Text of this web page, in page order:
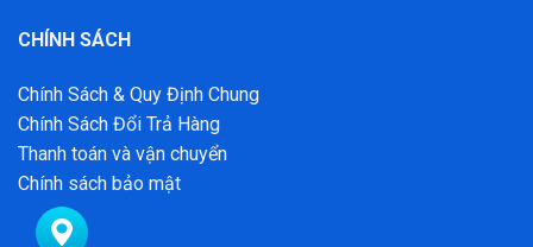
CHÍNH SÁCH
Chính Sách & Quy Định Chung
Chính Sách Đổi Trả Hàng
Thanh toán và vận chuyển
Chính sách bảo mật